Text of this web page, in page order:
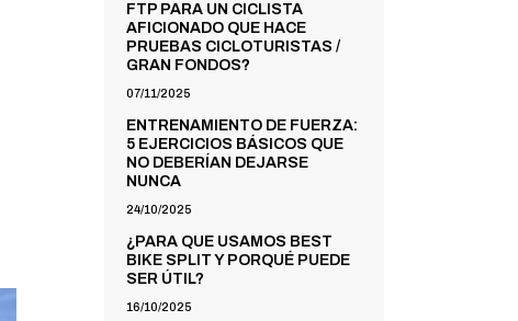
FTP PARA UN CICLISTA
AFICIONADO QUE HACE
PRUEBAS CICLOTURISTAS /
GRAN FONDOS?
07/11/2025
ENTRENAMIENTO DE FUERZA:
5 EJERCICIOS BÁSICOS QUE
NO DEBERÍAN DEJARSE
NUNCA
24/10/2025
¿PARA QUE USAMOS BEST
BIKE SPLIT Y PORQUÉ PUEDE
SER ÚTIL?
16/10/2025